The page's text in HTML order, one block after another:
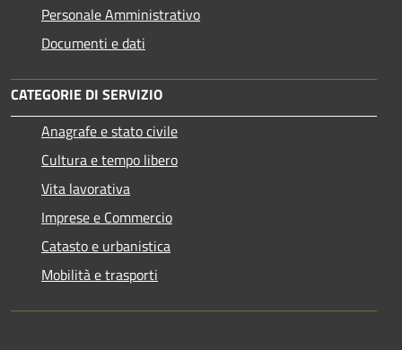
Personale Amministrativo
Documenti e dati
CATEGORIE DI SERVIZIO
Anagrafe e stato civile
Cultura e tempo libero
Vita lavorativa
Imprese e Commercio
Catasto e urbanistica
Mobilità e trasporti